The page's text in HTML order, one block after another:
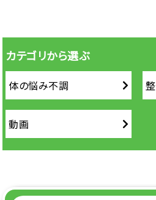
カテゴリから選ぶ
体の悩み不調
動画